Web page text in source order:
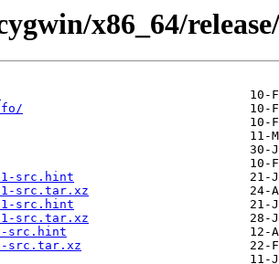
x86_64/
1-src.hint
1-src.tar.xz
1-src.hint
1-src.tar.xz
src.hint
src.tar.xz